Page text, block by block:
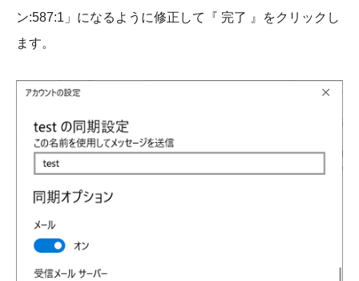
ン:587:1」になるように修正して『 完了 』をクリックし
ます。